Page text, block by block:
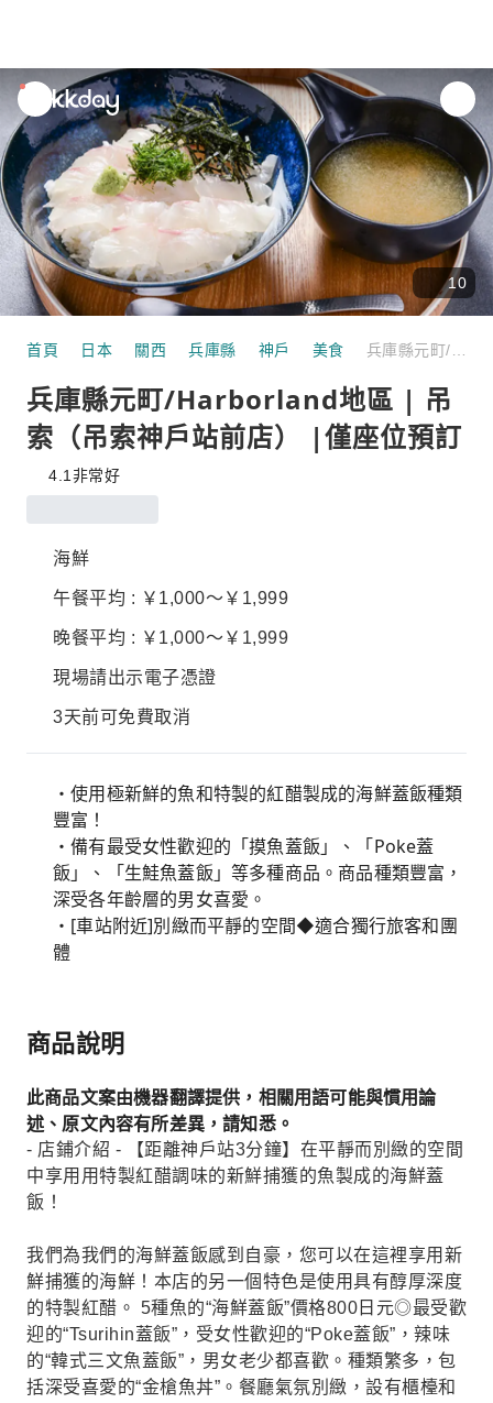
unread
notifications
10
首頁 日本 關西 兵庫縣 神戶 美食
兵庫縣元町/Harborland地區 | 吊
索（吊索神戶站前店） |僅座位預訂
4.1 非常好
海鮮
午餐平均 : ￥1,000～￥1,999
晚餐平均 : ￥1,000～￥1,999
現場請出示電子憑證
3天前可免費取消
・使用極新鮮的魚和特製的紅醋製成的海鮮蓋飯種類
豐富！
・備有最受女性歡迎的「摸魚蓋飯」、「Poke蓋
飯」、「生鮭魚蓋飯」等多種商品。商品種類豐富，
深受各年齡層的男女喜愛。
・[車站附近]別緻而平靜的空間◆適合獨行旅客和團
體
商品說明
此商品文案由機器翻譯提供，相關用語可能與慣用論
述、原文內容有所差異，請知悉。
- 店鋪介紹 - 【距離神戶站3分鐘】在平靜而別緻的空間
中享用用特製紅醋調味的新鮮捕獲的魚製成的海鮮蓋
飯！
我們為我們的海鮮蓋飯感到自豪，您可以在這裡享用新
鮮捕獲的海鮮！本店的另一個特色是使用具有醇厚深度
的特製紅醋。 5種魚的“海鮮蓋飯”價格800日元◎最受歡
迎的“Tsurihin蓋飯”，受女性歡迎的“Poke蓋飯”，辣味
的“韓式三文魚蓋飯”，男女老少都喜歡。種類繁多，包
括深受喜愛的“金槍魚丼”。餐廳氣氛別緻，設有櫃檯和